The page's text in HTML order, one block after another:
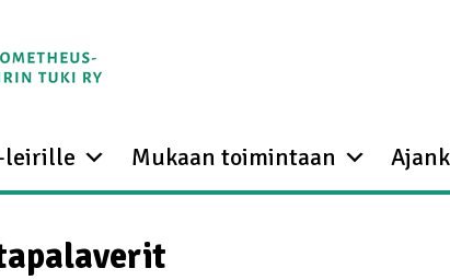
leirille Mukaan toimintaan